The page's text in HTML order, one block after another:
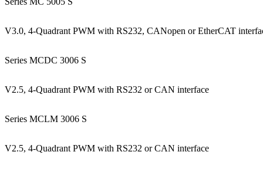
V3.0, 4-Quadrant PWM with RS232, CANopen or EtherCAT
Series MCDC 3006 S
V2.5, 4-Quadrant PWM with RS232 or CAN interface
Series MCLM 3006 S
V2.5, 4-Quadrant PWM with RS232 or CAN interface